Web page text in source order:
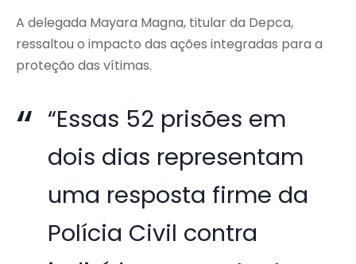
A delegada Mayara Magna, titular da Depca,
ressaltou o impacto das ações integradas para a
proteção das vítimas.
“Essas 52 prisões em
dois dias representam
uma resposta firme da
Polícia Civil contra